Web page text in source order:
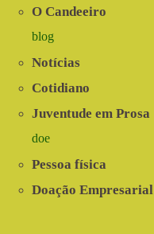
O Candeeiro
blog
Notícias
Cotidiano
Juventude em Prosa
doe
Pessoa física
Doação Empresarial